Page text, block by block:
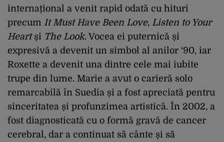
internațional a venit rapid odată cu hituri
precum It Must Have Been Love, Listen to Your
Heartși The Look. Vocea ei puternică și
expresivă a devenit un simbol al anilor ‘90, iar
Roxette a devenit una dintre cele mai iubite
trupe din lume. Marie a avut o carieră solo
remarcabilă în Suedia și a fost apreciată pentru
sinceritatea și profunzimea artistică. În 2002, a
fost diagnosticată cu o formă gravă de cancer
cerebral, dar a continuat să cânte și să